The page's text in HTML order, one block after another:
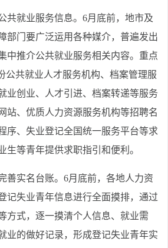
共就业服务信息。6月底前，地市及
部门要广泛运用各种媒介，普遍发出
中推介公共就业服务相关内容。重点
公共就业人才服务机构、档案管理服
业创业、人才引进、档案转递等服务
站、优质人力资源服务机构等招聘名
序、失业登记全国统一服务平台等求
生等青年提供求职指引和便利。
善实名台账。6月底前，各地人力资
记失业青年信息进行全面摸排，通过
方式，逐一摸清个人信息、就业需
业的做好记录，形成登记失业青年实